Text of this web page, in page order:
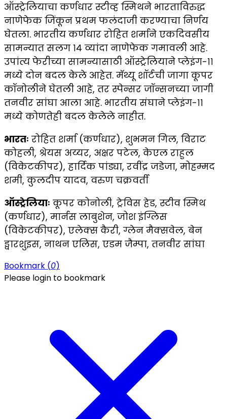
ऑस्ट्रेलियाचा कर्णधार स्टीव्ह स्मिथने भारताविरुद्ध
नाणेफेक जिंकून प्रथम फलंदाजी करण्याचा निर्णय
घेतला. भारतीय कर्णधार रोहित शर्माने एकदिवसीय
सामन्यात सलग १४ व्यांदा नाणेफेक गमावली आहे.
उपांत्य फेरीच्या सामन्यासाठी ऑस्ट्रेलियाने प्लेइंग-११
मध्ये दोन बदल केले आहेत. मॅथ्यू शॉर्टची जागा कूपर
कॉनोलीने घेतली आहे, तर स्पेन्सर जॉन्सनच्या जागी
तनवीर सांघा आला आहे. भारतीय संघाने प्लेइंग-११
मध्ये कोणतेही बदल केलेले नाहीत.
भारतः रोहित शर्मा (कर्णधार), शुभमन गिल, विराट
कोहली, श्रेयस अय्यर, अक्षर पटेल, केएल राहुल
(विकेटकीपर), हार्दिक पांड्या, रवींद्र जडेजा, मोहम्मद
शमी, कुलदीप यादव, वरुण चक्रवर्ती
ऑस्ट्रेलियाः कूपर कोनोली, ट्रेविस हेड, स्टीव स्मिथ
(कर्णधार), मार्नस लाबुशेन, जोश इंग्लिस
(विकेटकीपर), एलेक्स कैरी, ग्लेन मैक्सवेल, बेन
ड्वारशुइस, नाथन एलिस, एडम जैम्पा, तनवीर सांघा
Bookmark (0)
Please login to bookmark